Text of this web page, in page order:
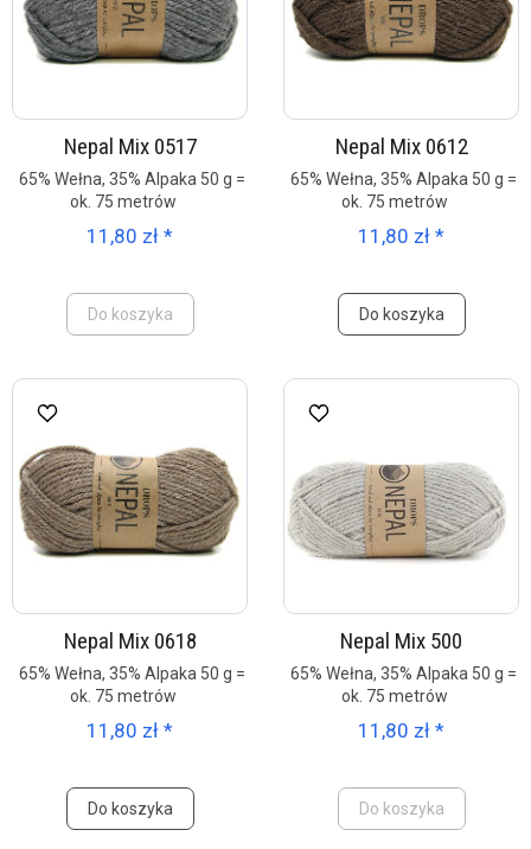
Nepal Mix 0517
65% Wełna, 35% Alpaka 50 g =
ok. 75 metrów
11,80 zł *
Do koszyka
Nepal Mix 0612
65% Wełna, 35% Alpaka 50 g =
ok. 75 metrów
11,80 zł *
Do koszyka
Nepal Mix 0618
65% Wełna, 35% Alpaka 50 g =
ok. 75 metrów
11,80 zł *
Do koszyka
Nepal Mix 500
65% Wełna, 35% Alpaka 50 g =
ok. 75 metrów
11,80 zł *
Do koszyka